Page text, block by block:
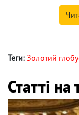
Теги: Золотий
Статті на